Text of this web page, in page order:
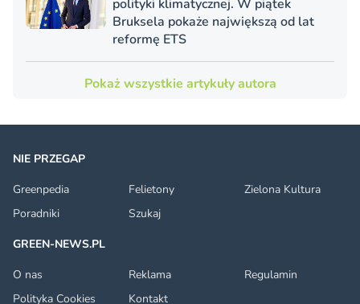
polityki klimatycznej. W piątek
Bruksela pokaże największą od lat
reformę ETS
Pokaż wszystkie artykuły autora
NIE PRZEGAP
Greenpedia
Felietony
Zielona Kultura
Poradniki
Szukaj
GREEN-NEWS.PL
O nas
Reklama
Regulamin
Polityka Cookies
Kontakt